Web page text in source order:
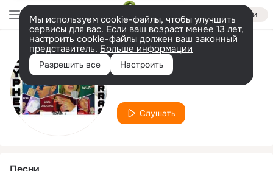
Войти
Мы используем cookie-файлы, чтобы улучшить
сервисы для вас. Если ваш возраст менее 13 лет,
настроить cookie-файлы должен ваш законный
представитель. Больше информации
Разрешить все Настроить
Исполнитель
Wero Esram
Слушать